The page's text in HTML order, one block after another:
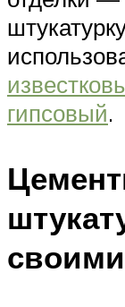
гипсовый.